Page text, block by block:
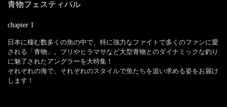
青物フェスティバル
chapter 1
日本に棲む数多くの魚の中で、特に強力なファイトで多くのファンに愛
される「青物」。ブリやヒラマサなど大型青物とのダイナミックな釣り
に魅了されたアングラーを大特集！
それぞれの海で、それぞれのスタイルで魚たちを追い求める姿をお届け
します！